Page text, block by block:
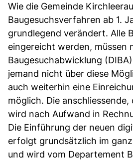
Wie die Gemeinde
Baugesuchsverfahren ab 1.
grundlegend verändert. Alle
eingereicht werden, müssen
Baugesuchabwicklung
jemand nicht über diese
auch weiterhin eine
möglich. Die
wird nach Aufwand in
Die Einführung der neuen
erfolgt grundsätzlich im
und wird vom Departement